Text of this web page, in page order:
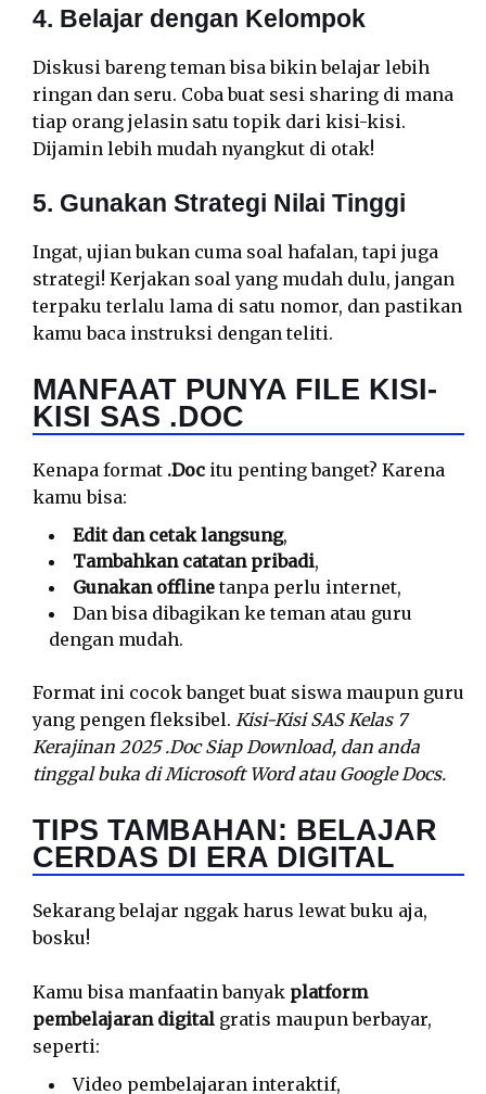
4. Belajar dengan Kelompok
Diskusi bareng teman bisa bikin belajar lebih
ringan dan seru. Coba buat sesi sharing di mana
tiap orang jelasin satu topik dari kisi-kisi.
Dijamin lebih mudah nyangkut di otak!
5. Gunakan Strategi Nilai Tinggi
Ingat, ujian bukan cuma soal hafalan, tapi juga
strategi! Kerjakan soal yang mudah dulu, jangan
terpaku terlalu lama di satu nomor, dan pastikan
kamu baca instruksi dengan teliti.
MANFAAT PUNYA FILE KISI-
KISI SAS .DOC
Kenapa format .Doc itu penting banget? Karena
kamu bisa:
Edit dan cetak langsung,
Tambahkan catatan pribadi,
Gunakan offlinetanpa perlu internet,
Dan bisa dibagikan ke teman atau guru
dengan mudah.
Format ini cocok banget buat siswa maupun guru
yang pengen fleksibel. Kisi-Kisi SAS Kelas 7
Kerajinan 2025 .Doc Siap Download, dan anda
tinggal buka di Microsoft Word atau Google Docs.
TIPS TAMBAHAN: BELAJAR
CERDAS DI ERA DIGITAL
Sekarang belajar nggak harus lewat buku aja,
bosku!
Kamu bisa manfaatin banyak platform
pembelajaran digital gratis maupun berbayar,
seperti:
Video pembelajaran interaktif,